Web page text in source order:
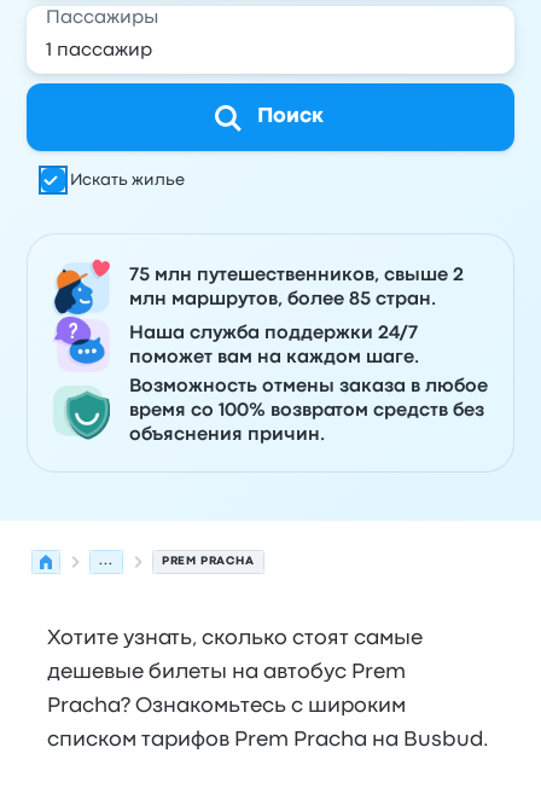
Пассажиры
Поиск
Искать жилье
75 млн путешественников, свыше 2
млн маршрутов, более 85 стран.
Наша служба поддержки 24/7
поможет вам на каждом шаге.
Возможность отмены заказа в любое
время со 100% возвратом средств без
объяснения причин.
... PREM PRACHA
Хотите узнать, сколько стоят самые
дешевые билеты на автобус Prem
Pracha? Ознакомьтесь с широким
списком тарифов Prem Pracha на Busbud.